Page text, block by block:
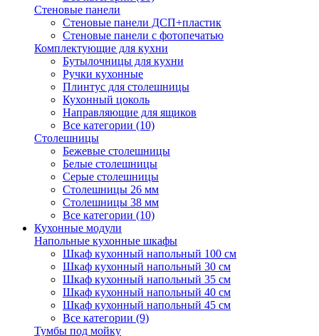
Стеновые панели
Стеновые панели ДСП+пластик
Стеновые панели с фотопечатью
Комплектующие для кухни
Бутылочницы для кухни
Ручки кухонные
Плинтус для столешницы
Кухонный цоколь
Направляющие для ящиков
Все категории (10)
Столешницы
Бежевые столешницы
Белые столешницы
Серые столешницы
Столешницы 26 мм
Столешницы 38 мм
Все категории (10)
Кухонные модули
Напольные кухонные шкафы
Шкаф кухонный напольный 100 см
Шкаф кухонный напольный 30 см
Шкаф кухонный напольный 35 см
Шкаф кухонный напольный 40 см
Шкаф кухонный напольный 45 см
Все категории (9)
Тумбы под мойку